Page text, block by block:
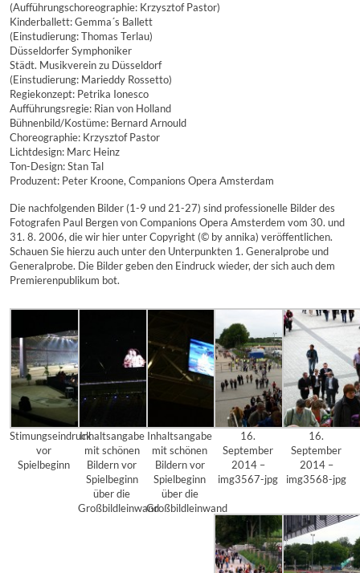
(Aufführungschoreographie: Krzysztof Pastor)
Kinderballett: Gemma´s Ballett
(Einstudierung: Thomas Terlau)
Düsseldorfer Symphoniker
Städt. Musikverein zu Düsseldorf
(Einstudierung: Marieddy Rossetto)
Regiekonzept: Petrika Ionesco
Aufführungsregie: Rian von Holland
Bühnenbild/Kostüme: Bernard Arnould
Choreographie: Krzysztof Pastor
Lichtdesign: Marc Heinz
Ton-Design: Stan Tal
Produzent: Peter Kroone, Companions Opera Amsterdam
Die nachfolgenden Bilder (1-9 und 21-27) sind professionelle Bilder des
Fotografen Paul Bergen von Companions Opera Amsterdem vom 30. und
31. 8. 2006, die wir hier unter Copyright (© by annika) veröffentlichen.
Schauen Sie hierzu auch unter den Unterpunkten 1. Generalprobe und
Generalprobe. Die Bilder geben den Eindruck wieder, der sich auch dem
Premierenpublikum bot.
Stimungseindruck
vor
Spielbeginn
Inhaltsangabe
mit schönen
Bildern vor
Spielbeginn
über die
Großbildleinwand
Inhaltsangabe
mit schönen
Bildern vor
Spielbeginn
über die
Großbildleinwand
16.
September
2014 –
img3567-jpg
16.
September
2014 –
img3568-jpg